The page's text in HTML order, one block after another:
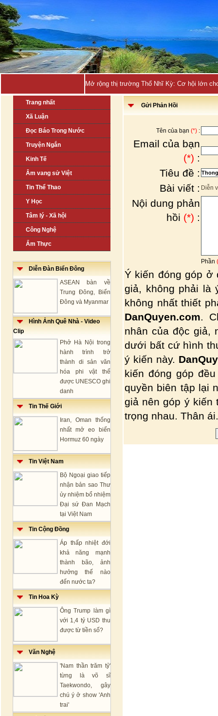
Mở rộng thị trường Thổ Nhĩ Kỳ: Cơ hội lớn
Trang nhất
Xã Luận
Đọc Báo Trong Nước
Truyện Ngắn
Kinh Tế
Âm vang sử Việt
Tin Thể Thao
Y Học
Tâm lý - Xã hội
Công Nghệ
Ẩm Thực
Diễn Đàn Biển Đông
ASEAN bàn về
Trung Đông, Biển
Đông và Myanmar
Hình Ảnh Quê Nhà - Video
Clip
Phở Hà Nội trong
hành trình trở
thành di sản văn
hóa phi vật thể
được UNESCO ghi
danh
Tin Thế Giới
Iran, Oman thống
nhất mở eo biển
Hormuz 60 ngày
Tin Việt Nam
Bộ Ngoại giao tiếp
nhận bản sao Thư
ủy nhiệm bổ nhiệm
Đại sứ Đan Mạch
tại Việt Nam
Tin Cộng Đồng
Áp thấp nhiệt đới
khả năng mạnh
thành bão, ảnh
hưởng thế nào
đến nước ta?
Tin Hoa Kỳ
Ông Trump làm gì
với 1,4 tỷ USD thu
được từ tiền số?
Văn Nghệ
'Nam thần trăm tỷ'
từng là võ sĩ
Taekwondo, gây
chú ý ở show 'Anh
trai'
Gửi Phản Hồi
Tên của bạn (*) :
Email của bạn
(*) :
Tiêu đề :
Bài viết : Diễn
Nội dung phản
hồi (*) :
Phần
Ý kiến đóng góp ở
giả, không phải là
không nhất thiết
DanQuyen.com.
nhân của độc giả,
dưới bất cứ hình
ý kiến này.
kiến đóng góp
quyền biên tập lại
giả nên góp ý kiến
trọng nhau. Thân